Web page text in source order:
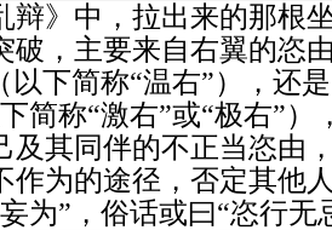
辩》中，拉出来的那根
破，主要来自右翼的恣
以下简称“温右”），还
简称“激右”或“极右”）
及其同伴的不正当恣由
作为的途径，否定其他
为”，俗话或曰“恣行无